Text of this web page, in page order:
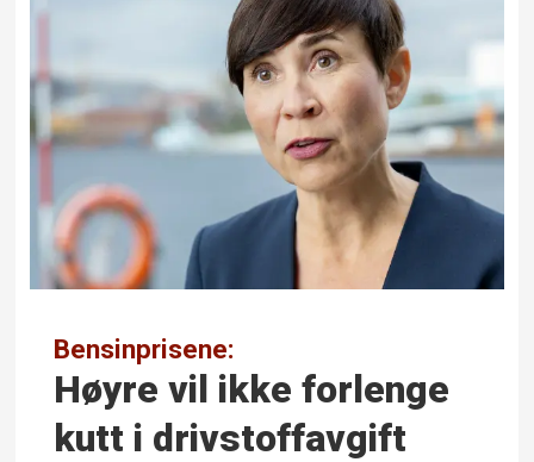
Bensinprisene:
Høyre vil ikke forlenge
kutt i drivstoffavgift